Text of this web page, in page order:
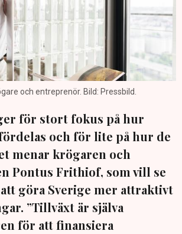
och entreprenör. Bild: Pressbild.
för stort fokus på hur
och för lite på hur de
menar krögaren och
Pontus Frithiof, som vill se
göra Sverige mer attraktivt
”Tillväxt är själva
för att finansiera